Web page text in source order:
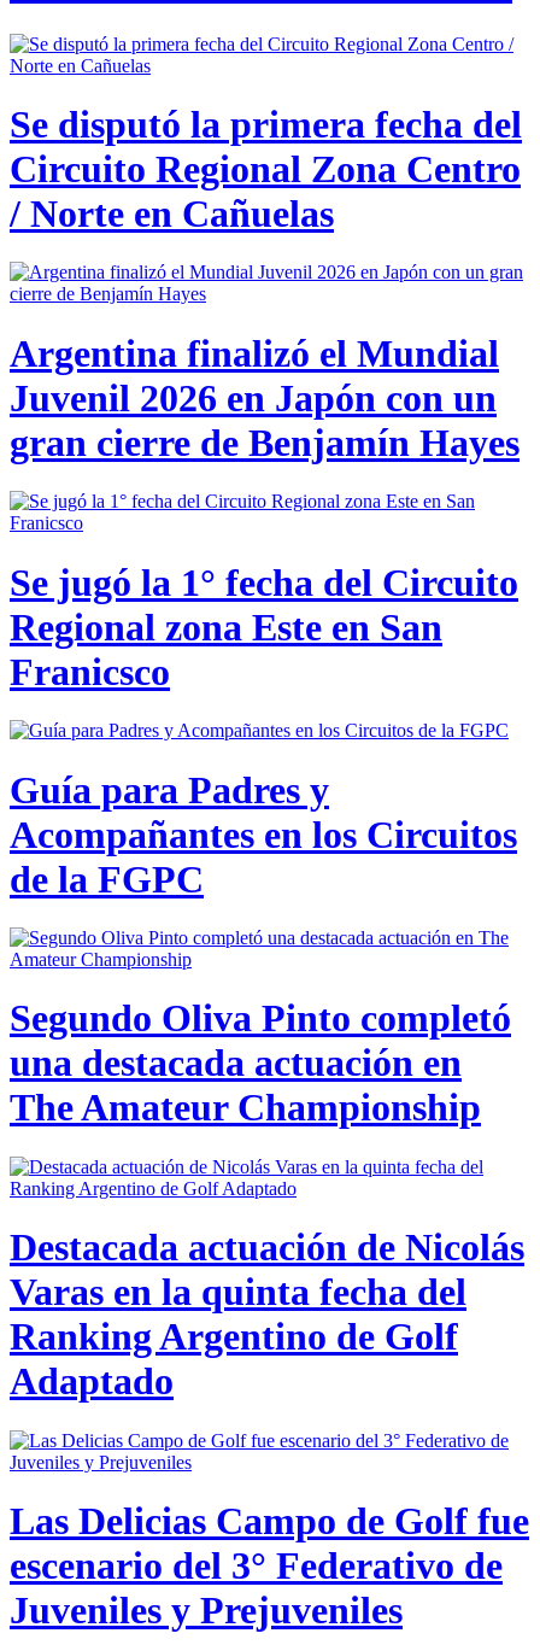
Se disputó la primera fecha del
Circuito Regional Zona Centro
/ Norte en Cañuelas
Argentina finalizó el Mundial
Juvenil 2026 en Japón con un
gran cierre de Benjamín Hayes
Se jugó la 1° fecha del Circuito
Regional zona Este en San
Franicsco
Guía para Padres y
Acompañantes en los Circuitos
de la FGPC
Segundo Oliva Pinto completó
una destacada actuación en
The Amateur Championship
Destacada actuación de Nicolás
Varas en la quinta fecha del
Ranking Argentino de Golf
Adaptado
Las Delicias Campo de Golf fue
escenario del 3° Federativo de
Juveniles y Prejuveniles